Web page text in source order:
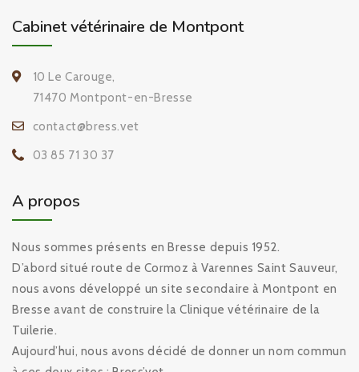
Cabinet vétérinaire de Montpont
10 Le Carouge,
71470 Montpont-en-Bresse
contact@bress.vet
03 85 71 30 37
A propos
Nous sommes présents en Bresse depuis 1952.
D’abord situé route de Cormoz à Varennes Saint Sauveur,
nous avons développé un site secondaire à Montpont en
Bresse avant de construire la Clinique vétérinaire de la
Tuilerie.
Aujourd’hui, nous avons décidé de donner un nom commun